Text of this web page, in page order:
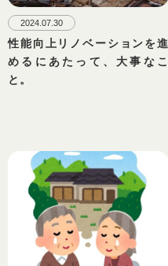
2024.07.30
性能向上リノベーションを進
めるにあたって、大事なこ
と。